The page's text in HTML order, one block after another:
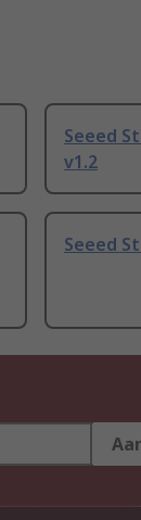
Seeed
v1.2
Seeed